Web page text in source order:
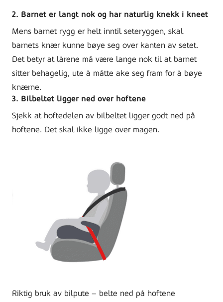
2. Barnet er langt nok og har naturlig knekk i kneet
Mens barnet rygg er helt inntil seteryggen, skal
barnets knær kunne bøye seg over kanten av setet.
Det betyr at lårene må være lange nok til at barnet
sitter behagelig, ute å måtte ake seg fram for å bøye
knærne.
3. Bilbeltet ligger ned over hoftene
Sjekk at hoftedelen av bilbeltet ligger godt ned på
hoftene. Det skal ikke ligge over magen.
Riktig bruk av bilpute – belte ned på hoftene